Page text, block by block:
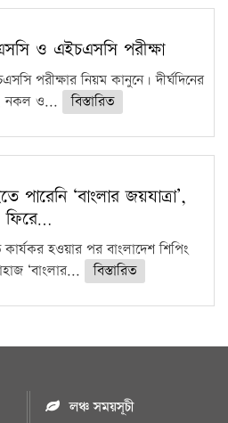
ও এইচএসসি পরীক্ষা
পরীক্ষার নিয়ম কানুনে। দীর্ঘদিনের
নকল ও...
বিস্তারিত
পারেনি ‘বাংলার জয়যাত্রা’,
ফিরে…
কার্যকর হওয়ার পর বাংলাদেশ শিপিং
‘বাংলার...
বিস্তারিত
লঞ্চ সময়সূচী